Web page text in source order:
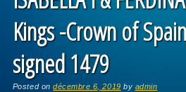
Kings -Crown of
signed 1479
Posted ondécembre 6, 2019 by admin